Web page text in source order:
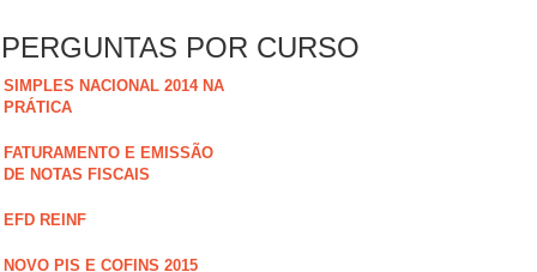
PERGUNTAS POR CURSO
SIMPLES NACIONAL 2014 NA
PRÁTICA
FATURAMENTO E EMISSÃO
DE NOTAS FISCAIS
EFD REINF
NOVO PIS E COFINS 2015